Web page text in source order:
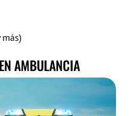
AMBULANCIA